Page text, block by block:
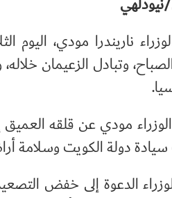
ناريندرا مودي، اليوم
وتبادل الزعيمان
مودي عن قلقه العميق
دولة الكويت وسلامة
الدعوة إلى خفض